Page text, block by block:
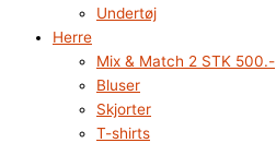
Undertøj
Herre
Mix & Match 2 STK 500.-
Bluser
Skjorter
T-shirts